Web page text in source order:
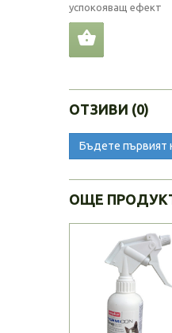
успокояващ ефект
ОТЗИВИ (0)
Бъдете първият
ОЩЕ